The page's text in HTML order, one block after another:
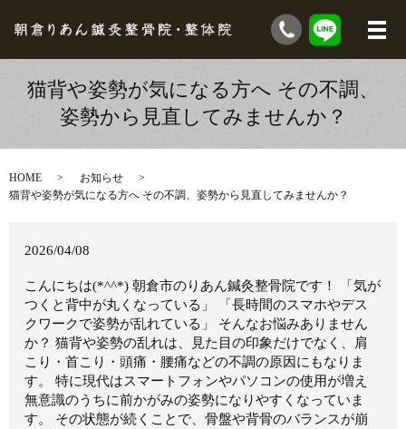
猫背や姿勢が気になる方へ その不調、
姿勢から見直してみませんか？
HOME
お知らせ
猫背や姿勢が気になる方へ その不調、姿勢から見直してみませんか？
2026/04/08
こんにちは(*^^*) 朝倉市のりあん鍼灸整骨院です！ 「気が
つくと背中が丸くなっている」 「長時間のスマホやデス
クワークで姿勢が乱れている」 そんなお悩みありません
か？ 猫背や姿勢の乱れは、見た目の印象だけでなく、肩
こり・首こり・頭痛・腰痛などの不調の原因にもなりま
す。 特に現代はスマートフォンやパソコンの使用が増え
無意識のうちに前かがみの姿勢になりやすくなっていま
す。 その状態が続くことで、骨盤や背骨のバランスが崩